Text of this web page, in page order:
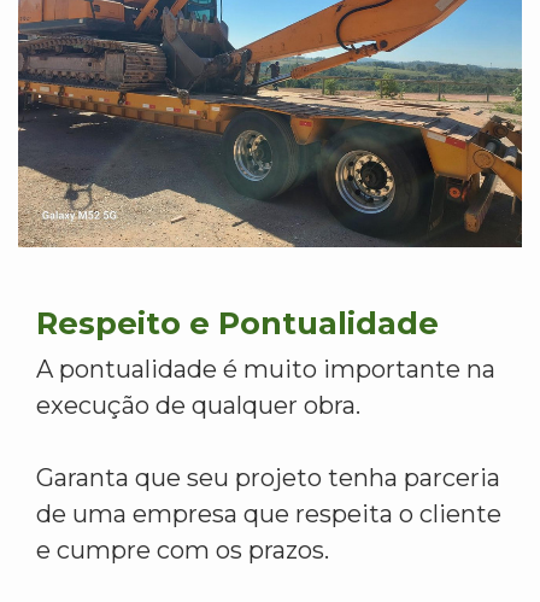
Respeito e Pontualidade
A pontualidade é muito importante na
execução de qualquer obra.
Garanta que seu projeto tenha parceria
de uma empresa que respeita o cliente
e cumpre com os prazos.